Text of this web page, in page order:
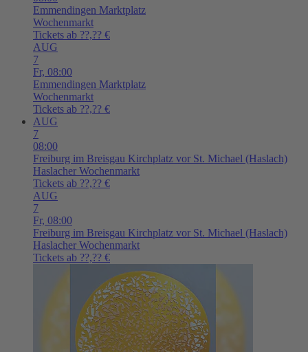
Emmendingen Marktplatz
Wochenmarkt
Tickets ab ??,?? €
AUG
7
Fr, 08:00
Emmendingen Marktplatz
Wochenmarkt
Tickets ab ??,?? €
AUG
7
08:00
Freiburg im Breisgau Kirchplatz vor St. Michael (Haslach)
Haslacher Wochenmarkt
Tickets ab ??,?? €
AUG
7
Fr, 08:00
Freiburg im Breisgau Kirchplatz vor St. Michael (Haslach)
Haslacher Wochenmarkt
Tickets ab ??,?? €